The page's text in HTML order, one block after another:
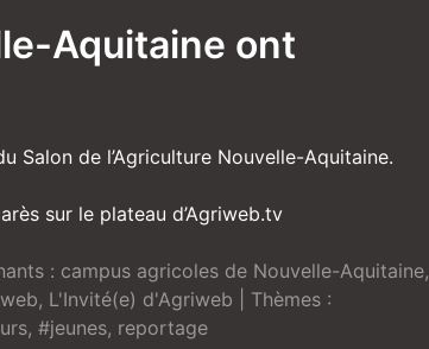
Aquitaine ont
Salon de l’Agriculture Nouvelle-Aquitaine.
sur le plateau d’Agriweb.tv
: campus agricoles de Nouvelle-Aquitaine,
, L'Invité(e) d'Agriweb | Thèmes :
, #jeunes, reportage